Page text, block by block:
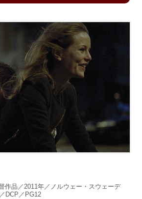
作品／2011年／ノルウェー・スウェーデ
DCP／PG12